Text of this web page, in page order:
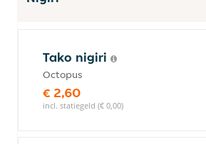
Tako nigiri
Octopus
€ 2,60
incl. statiegeld (€ 0,00)